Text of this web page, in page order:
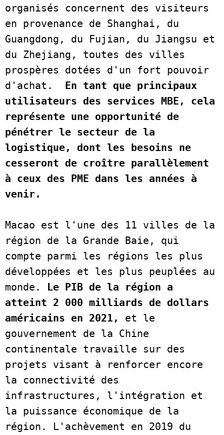
organisés concernent des visiteurs
en provenance de Shanghai, du
Guangdong, du Fujian, du Jiangsu et
du Zhejiang, toutes des villes
prospères dotées d'un fort pouvoir
d'achat. En tant que principaux
utilisateurs des services MBE, cela
représente une opportunité de
pénétrer le secteur de la
logistique, dont les besoins ne
cesseront de croître parallèlement
à ceux des PME dans les années à
venir.
Macao est l'une des 11 villes de la
région de la Grande Baie, qui
compte parmi les régions les plus
développées et les plus peuplées au
monde.
Le PIB de la région a
atteint 2 000 milliards de dollars
américains en 2021, et le
gouvernement de la Chine
continentale travaille sur des
projets visant à renforcer encore
la connectivité des
infrastructures, l'intégration et
la puissance économique de la
région. L'achèvement en 2019 du